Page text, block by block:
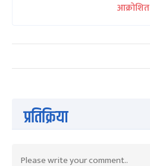
आक्रोशित
प्रतिक्रिया